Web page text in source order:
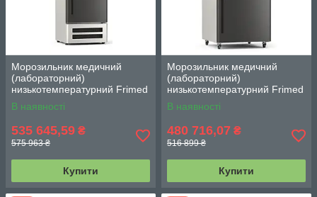
Морозильник медичний
(лабораторний)
низькотемпературний Frimed
CL30B WD на 300 л (–15...–
42 °С)
В наявності
535 645,59 ₴
575 963 ₴
Купити
Морозильник медичний
(лабораторний)
низькотемпературний Frimed
CL60B WD на 600 л (–15...–
42 °С)
В наявності
480 716,07 ₴
516 899 ₴
Купити